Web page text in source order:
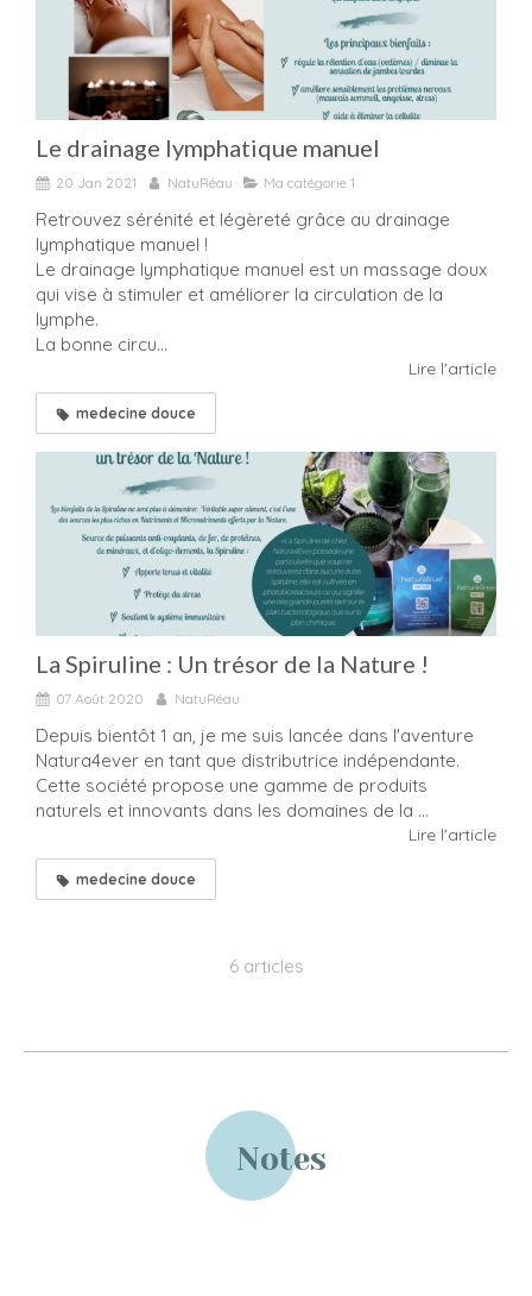
Le drainage lymphatique manuel
20 Jan 2021 NatuRéau Ma catégorie 1
Retrouvez sérénité et légèreté grâce au drainage
lymphatique manuel !
Le drainage lymphatique manuel est un massage doux
qui vise à stimuler et améliorer la circulation de la
lymphe.
La bonne circu...
Lire l'article
medecine douce
La Spiruline : Un trésor de la Nature !
07 Août 2020 NatuRéau
Depuis bientôt 1 an, je me suis lancée dans l'aventure
Natura4ever en tant que distributrice indépendante.
Cette société propose une gamme de produits
naturels et innovants dans les domaines de la ...
Lire l'article
medecine douce
6 articles
Notes